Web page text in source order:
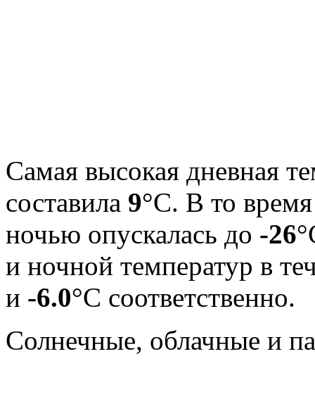
Самая высокая дневная
составила 9°С. В то
ночью опускалась до -26
и ночной температур в
и -6.0°С соответственно.
Cолнечные, облачные и